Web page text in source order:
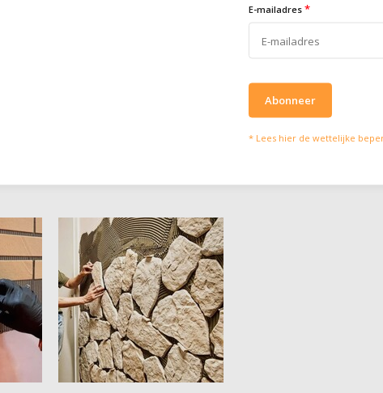
E-mailadres *
Abonneer
* Lees hier de wettelijke